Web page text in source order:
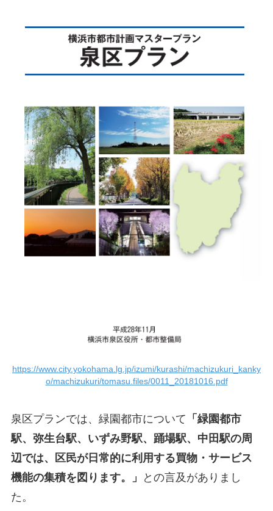
https://www.city.yokohama.lg.jp/izumi/kurashi/machizukuri_kanky
o/machizukuri/tomasu.files/0011_20181016.pdf
泉区プランでは、緑園都市について 「緑園都市
駅、弥生台駅、いずみ野駅、踊場駅、中田駅の周
辺では、区民が日常的に利用する買物・サービス
機能の集積を図ります。」
との言及がありまし
た。